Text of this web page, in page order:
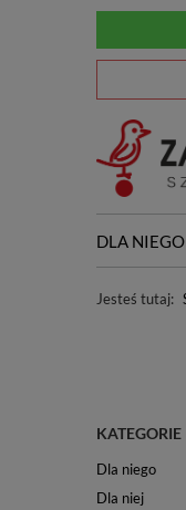
DLA NIEGO
Jesteś tutaj:
KATEGORIE
Dla niego
Dla niej